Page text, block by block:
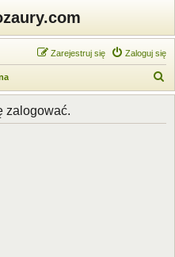
Zaloguj się
Zarejestruj się
z
zalogować.